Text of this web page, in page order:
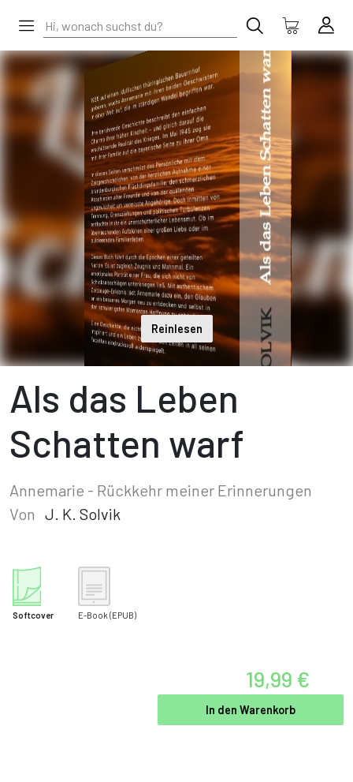
Reinlesen
Als das Leben
Schatten warf
Annemarie - Rückkehr meiner Erinnerungen
Von J. K. Solvik
Softcover E-Book (EPUB)
19,99 €
In den Warenkorb